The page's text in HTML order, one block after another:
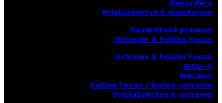
Rekordéry
Príslušenstvo k monitorom
Bezdrôtové prenosy
Ostrenie & Follow Focus
Ostrenie & Follow Focus
WCU-4
Nucleus
Follow focus / Bočné ostrenie
Príslušenstvo k ostreniu